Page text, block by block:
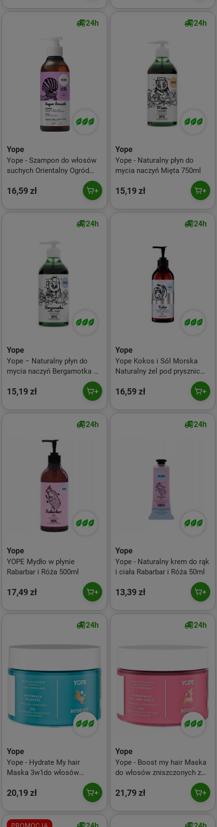
24h
Yope
Yope - Szampon do włosów
suchych Orientalny Ogród
16,59 zł
24h
Yope
Yope - Naturalny płyn do
mycia naczyń Mięta 750ml
15,19 zł
24h
Yope
Yope − Naturalny płyn do
mycia naczyń Bergamotka −
15,19 zł
24h
Yope
Yope Kokos i Sól Morska
Naturalny żel pod prysznic
16,59 zł
24h
Yope
YOPE Mydło w płynie
Rabarbar i Róża 500ml
17,49 zł
24h
Yope
Yope - Naturalny krem do rąk
i ciała Rabarbar i Róża 50ml
13,39 zł
24h
Yope
Yope - Hydrate My hair
Maska 3w1do włosów
20,19 zł
24h
Yope
Yope - Boost my hair Maska
do włosów zniszczonych z
21,79 zł